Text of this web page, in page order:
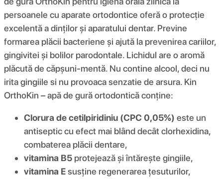
persoanele cu aparate ortodontice oferă o protecție
excelentă a dinților și aparatului dentar. Previne
formarea plăcii bacteriene și ajută la prevenirea cariilor,
gingivitei și bolilor parodontale. Lichidul are o aromă
plăcută de căpșuni-mentă. Nu contine alcool, deci nu
irita gingiile si nu provoaca senzatie de arsura. Kin
OrthoKin – apă de gură ortodontică conține:
Clorura de cetilpiridiniu (CPC 0,05%) este un
antiseptic cu efect mai blând decât clorhexidina,
combaterea plăcii dentare,
vitamina B5 protejează și întărește gingiile,
vitamina Esusține regenerarea țesuturilor,